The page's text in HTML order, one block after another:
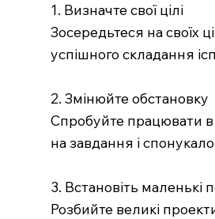
1. Визначте свої цілі
Зосередьтеся на своїх
успішного складання
2. Змінюйте обстановку
Спробуйте працювати в
на завдання і
3. Встановіть маленькі
Розбийте великі